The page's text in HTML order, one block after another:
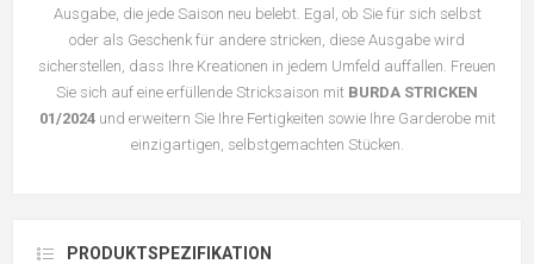
Ausgabe, die jede Saison neu belebt. Egal, ob Sie für sich selbst
oder als Geschenk für andere stricken, diese Ausgabe wird
sicherstellen, dass Ihre Kreationen in jedem Umfeld auffallen. Freuen
Sie sich auf eine erfüllende Stricksaison mit BURDA STRICKEN
01/2024und erweitern Sie Ihre Fertigkeiten sowie Ihre Garderobe mit
einzigartigen, selbstgemachten Stücken.
PRODUKTSPEZIFIKATION